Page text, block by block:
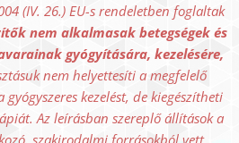
(IV. 26.) EU-s rendeletben foglaltak
nem alkalmasak betegségek és
gyógyítására, kezelésére,
nem helyettesíti a megfelelő
kezelést, de kiegészítheti
Az leírásban szereplő állítások a
szakirodalmi forrásokból vett